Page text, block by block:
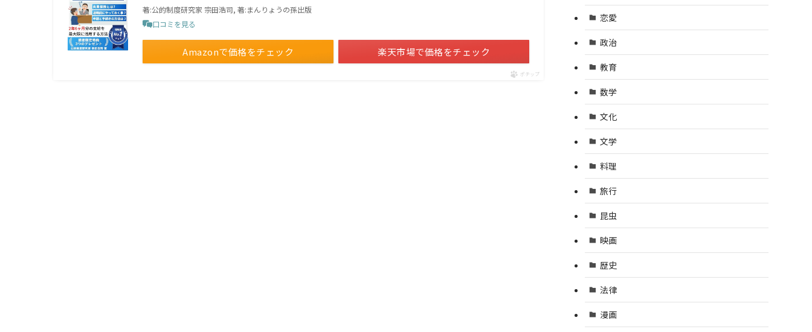
著:公的制度研究家 宗田浩司, 著:まんりょうの孫出版
口コミを見る
Amazonで価格をチェック 楽天市場で価格をチェック
ポチップ
恋愛
政治
教育
数学
文化
文学
料理
旅行
昆虫
映画
歴史
法律
漫画